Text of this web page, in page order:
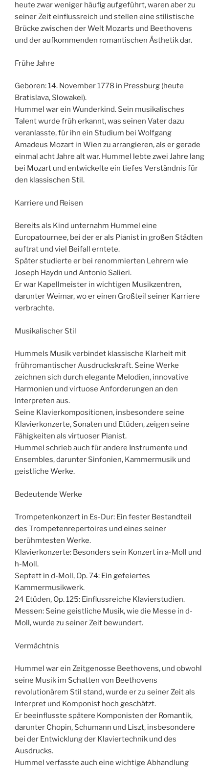
heute zwar weniger häufig aufgeführt, waren aber zu
seiner Zeit einflussreich und stellen eine stilistische
Brücke zwischen der Welt Mozarts und Beethovens
und der aufkommenden romantischen Ästhetik dar.
Frühe Jahre
Geboren: 14. November 1778 in Pressburg (heute
Bratislava, Slowakei).
Hummel war ein Wunderkind. Sein musikalisches
Talent wurde früh erkannt, was seinen Vater dazu
veranlasste, für ihn ein Studium bei Wolfgang
Amadeus Mozart in Wien zu arrangieren, als er gerade
einmal acht Jahre alt war. Hummel lebte zwei Jahre lang
bei Mozart und entwickelte ein tiefes Verständnis für
den klassischen Stil.
Karriere und Reisen
Bereits als Kind unternahm Hummel eine
Europatournee, bei der er als Pianist in großen Städten
auftrat und viel Beifall erntete.
Später studierte er bei renommierten Lehrern wie
Joseph Haydn und Antonio Salieri.
Er war Kapellmeister in wichtigen Musikzentren,
darunter Weimar, wo er einen Großteil seiner Karriere
verbrachte.
Musikalischer Stil
Hummels Musik verbindet klassische Klarheit mit
frühromantischer Ausdruckskraft. Seine Werke
zeichnen sich durch elegante Melodien, innovative
Harmonien und virtuose Anforderungen an den
Interpreten aus.
Seine Klavierkompositionen, insbesondere seine
Klavierkonzerte, Sonaten und Etüden, zeigen seine
Fähigkeiten als virtuoser Pianist.
Hummel schrieb auch für andere Instrumente und
Ensembles, darunter Sinfonien, Kammermusik und
geistliche Werke.
Bedeutende Werke
Trompetenkonzert in Es-Dur: Ein fester Bestandteil
des Trompetenrepertoires und eines seiner
berühmtesten Werke.
Klavierkonzerte: Besonders sein Konzert in a-Moll und
h-Moll.
Septett in d-Moll, Op. 74: Ein gefeiertes
Kammermusikwerk.
24 Etüden, Op. 125: Einflussreiche Klavierstudien.
Messen: Seine geistliche Musik, wie die Messe in d-
Moll, wurde zu seiner Zeit bewundert.
Vermächtnis
Hummel war ein Zeitgenosse Beethovens, und obwohl
seine Musik im Schatten von Beethovens
revolutionärem Stil stand, wurde er zu seiner Zeit als
Interpret und Komponist hoch geschätzt.
Er beeinflusste spätere Komponisten der Romantik,
darunter Chopin, Schumann und Liszt, insbesondere
bei der Entwicklung der Klaviertechnik und des
Ausdrucks.
Hummel verfasste auch eine wichtige Abhandlung